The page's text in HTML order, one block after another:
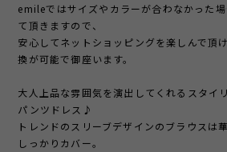
emileではサイズやカラーが合わなかった
て頂きますので、
安心してネットショッピングを楽しんで頂
換が可能で御座います。
大人上品な雰囲気を演出してくれるスタイ
パンツドレス♪
トレンドのスリーブデザインのブラウスは
しっかりカバー。